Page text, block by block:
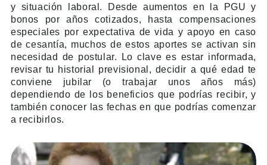
y situación laboral. Desde aumentos en la PGU y
bonos por años cotizados, hasta compensaciones
especiales por expectativa de vida y apoyo en caso
de cesantía, muchos de estos aportes se activan sin
necesidad de postular. Lo clave es estar informada,
revisar tu historial previsional, decidir a qué edad te
conviene jubilar (o trabajar unos años más)
dependiendo de los beneficios que podrías recibir, y
también conocer las fechas en que podrías comenzar
a recibirlos.